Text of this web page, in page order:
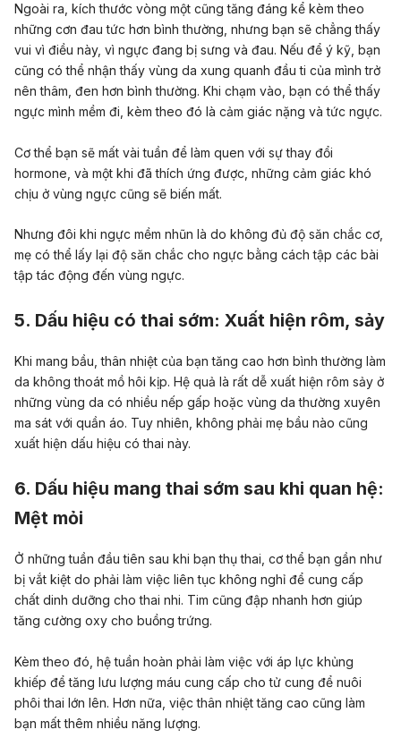
Ngoài ra, kích thước vòng một cũng tăng đáng kể kèm theo
những cơn đau tức hơn bình thường, nhưng bạn sẽ chẳng thấy
vui vì điều này, vì ngực đang bị sưng và đau. Nếu để ý kỹ, bạn
cũng có thể nhận thấy vùng da xung quanh đầu ti của mình trở
nên thâm, đen hơn bình thường. Khi chạm vào, bạn có thể thấy
ngực mình mềm đi, kèm theo đó là cảm giác nặng và tức ngực.
Cơ thể bạn sẽ mất vài tuần để làm quen với sự thay đổi
hormone, và một khi đã thích ứng được, những cảm giác khó
chịu ở vùng ngực cũng sẽ biến mất.
Nhưng đôi khi ngực mềm nhũn là do không đủ độ săn chắc cơ,
mẹ có thể lấy lại độ săn chắc cho ngực bằng cách tập các bài
tập tác động đến vùng ngực.
5. Dấu hiệu có thai sớm: Xuất hiện rôm, sảy
Khi mang bầu, thân nhiệt của bạn tăng cao hơn bình thường làm
da không thoát mồ hôi kịp. Hệ quả là rất dễ xuất hiện rôm sảy ở
những vùng da có nhiều nếp gấp hoặc vùng da thường xuyên
ma sát với quần áo. Tuy nhiên, không phải mẹ bầu nào cũng
xuất hiện dấu hiệu có thai này.
6. Dấu hiệu mang thai sớm sau khi quan hệ:
Mệt mỏi
Ở những tuần đầu tiên sau khi bạn thụ thai, cơ thể bạn gần như
bị vắt kiệt do phải làm việc liên tục không nghỉ để cung cấp
chất dinh dưỡng cho thai nhi. Tim cũng đập nhanh hơn giúp
tăng cường oxy cho buồng trứng.
Kèm theo đó, hệ tuần hoàn phải làm việc với áp lực khủng
khiếp để tăng lưu lượng máu cung cấp cho tử cung để nuôi
phôi thai lớn lên. Hơn nữa, việc thân nhiệt tăng cao cũng làm
bạn mất thêm nhiều năng lượng.